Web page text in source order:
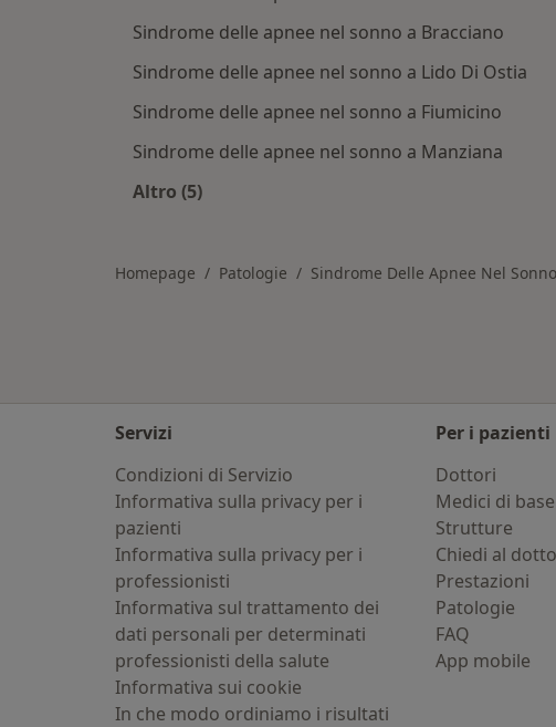
Sindrome delle apnee nel sonno a Bracciano
Sindrome delle apnee nel sonno a Lido Di Ostia
Sindrome delle apnee nel sonno a Fiumicino
Sindrome delle apnee nel sonno a Manziana
Altro (5)
Homepage Patologie Sindrome Delle Apnee Nel Sonno
Servizi
Condizioni di Servizio
Informativa sulla privacy per i
pazienti
Informativa sulla privacy per i
professionisti
Informativa sul trattamento dei
dati personali per determinati
professionisti della salute
Informativa sui cookie
In che modo ordiniamo i risultati
Per i pazienti
Dottori
Medici di base
Strutture
Chiedi al
Prestazioni
Patologie
FAQ
App mobile